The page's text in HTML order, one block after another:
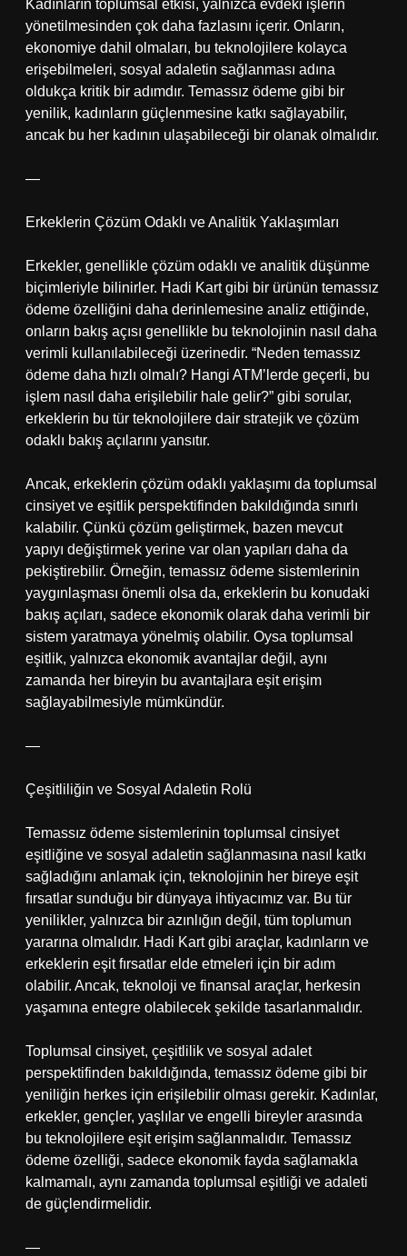
Kadınların toplumsal etkisi, yalnızca evdeki işlerin
yönetilmesinden çok daha fazlasını içerir. Onların,
ekonomiye dahil olmaları, bu teknolojilere kolayca
erişebilmeleri, sosyal adaletin sağlanması adına
oldukça kritik bir adımdır. Temassız ödeme gibi bir
yenilik, kadınların güçlenmesine katkı sağlayabilir,
ancak bu her kadının ulaşabileceği bir olanak olmalıdır.
—
Erkeklerin Çözüm Odaklı ve Analitik Yaklaşımları
Erkekler, genellikle çözüm odaklı ve analitik düşünme
biçimleriyle bilinirler. Hadi Kart gibi bir ürünün temassız
ödeme özelliğini daha derinlemesine analiz ettiğinde,
onların bakış açısı genellikle bu teknolojinin nasıl daha
verimli kullanılabileceği üzerinedir. “Neden temassız
ödeme daha hızlı olmalı? Hangi ATM’lerde geçerli, bu
işlem nasıl daha erişilebilir hale gelir?” gibi sorular,
erkeklerin bu tür teknolojilere dair stratejik ve çözüm
odaklı bakış açılarını yansıtır.
Ancak, erkeklerin çözüm odaklı yaklaşımı da toplumsal
cinsiyet ve eşitlik perspektifinden bakıldığında sınırlı
kalabilir. Çünkü çözüm geliştirmek, bazen mevcut
yapıyı değiştirmek yerine var olan yapıları daha da
pekiştirebilir. Örneğin, temassız ödeme sistemlerinin
yaygınlaşması önemli olsa da, erkeklerin bu konudaki
bakış açıları, sadece ekonomik olarak daha verimli bir
sistem yaratmaya yönelmiş olabilir. Oysa toplumsal
eşitlik, yalnızca ekonomik avantajlar değil, aynı
zamanda her bireyin bu avantajlara eşit erişim
sağlayabilmesiyle mümkündür.
—
Çeşitliliğin ve Sosyal Adaletin Rolü
Temassız ödeme sistemlerinin toplumsal cinsiyet
eşitliğine ve sosyal adaletin sağlanmasına nasıl katkı
sağladığını anlamak için, teknolojinin her bireye eşit
fırsatlar sunduğu bir dünyaya ihtiyacımız var. Bu tür
yenilikler, yalnızca bir azınlığın değil, tüm toplumun
yararına olmalıdır. Hadi Kart gibi araçlar, kadınların ve
erkeklerin eşit fırsatlar elde etmeleri için bir adım
olabilir. Ancak, teknoloji ve finansal araçlar, herkesin
yaşamına entegre olabilecek şekilde tasarlanmalıdır.
Toplumsal cinsiyet, çeşitlilik ve sosyal adalet
perspektifinden bakıldığında, temassız ödeme gibi bir
yeniliğin herkes için erişilebilir olması gerekir. Kadınlar,
erkekler, gençler, yaşlılar ve engelli bireyler arasında
bu teknolojilere eşit erişim sağlanmalıdır. Temassız
ödeme özelliği, sadece ekonomik fayda sağlamakla
kalmamalı, aynı zamanda toplumsal eşitliği ve adaleti
de güçlendirmelidir.
—